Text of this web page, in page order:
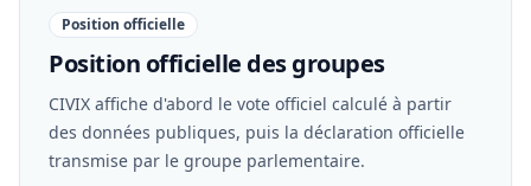
Position officielle
Position officielle des groupes
CIVIX affiche d'abord le vote officiel calculé à partir
des données publiques, puis la déclaration officielle
transmise par le groupe parlementaire.